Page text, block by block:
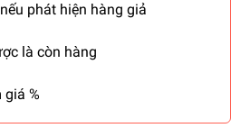
phát hiện hàng giả
là còn hàng
%